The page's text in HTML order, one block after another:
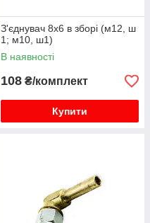
З'єднувач 8х6 в зборі (м12, ш
1; м10, ш1)
В наявності
108 ₴/комплект
Купити